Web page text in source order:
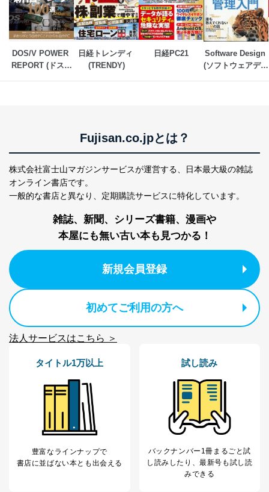
DOS/V POWER
REPORT (ドスブ
日経トレンディ
(TRENDY)
日経PC21
Software Design
(ソフトウェアデザ
Fujisan.co.jpとは？
株式会社富士山マガジンサービスが運営する、
日本最大級の雑誌
オンライン書店です。
一般的な書店と異なり、 定期購読サービスに特化しています。
雑誌、新聞、シリーズ書籍、漫画や
本屋にも無い古い本も見つかる！
新規会員登録
初めてご利用の方へ
法人サービスはこちら ＞
タイトル1万以上
豊富なラインナップで
書店に並ばない本とも出会える
試し読み
バックナンバー1冊まるごと試
し読み したり、最新号も試し読
みできる